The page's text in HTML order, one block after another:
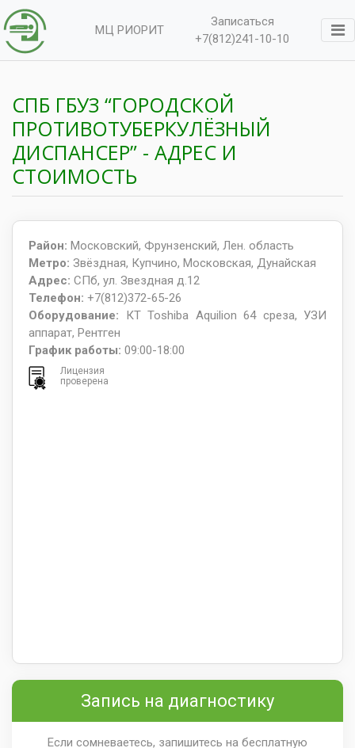
МЦ РИОРИТ
Записаться
+7(812)241-10-10
СПБ ГБУЗ “ГОРОДСКОЙ
ПРОТИВОТУБЕРКУЛЁЗНЫЙ
ДИСПАНСЕР” - АДРЕС И
СТОИМОСТЬ
Район: Московский, Фрунзенский, Лен. область
Метро: Звёздная, Купчино, Московская, Дунайская
Адрес: СПб, ул. Звездная д.12
Телефон: +7(812)372-65-26
Оборудование: КТ Toshiba Aquilion 64 среза, УЗИ
аппарат, Рентген
График работы: 09:00-18:00
Лицензия
проверена
Запись на диагностику
Если сомневаетесь, запишитесь на бесплатную